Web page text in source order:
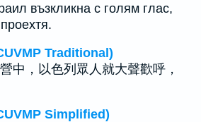
възкликна с голям глас,
Traditional)
中，以色列眾人就大聲歡呼，
Simplified)